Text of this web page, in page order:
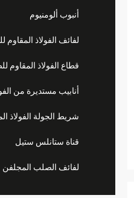
أنبوب ألومنيوم
لفائف الفولاذ المقاوم
قطاع الفولاذ المقاوم
أنابيب مستديرة من
شريط الجولة الفولاذ
قناة ستانلس ستيل
لفائف الصلب المجلفن